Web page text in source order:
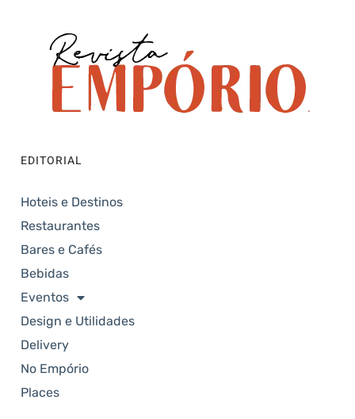
EDITORIAL
Hoteis e Destinos
Restaurantes
Bares e Cafés
Bebidas
Eventos
Design e Utilidades
Delivery
No Empório
Places